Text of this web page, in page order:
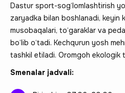
Dastur sport-sog‘lomlashtirish
zaryadka bilan boshlanadi, keyin
musobaqalari, to‘garaklar va
bo‘lib o‘tadi. Kechqurun yosh
tashkil etiladi. Oromgoh ekologik
Smenalar jadvali: